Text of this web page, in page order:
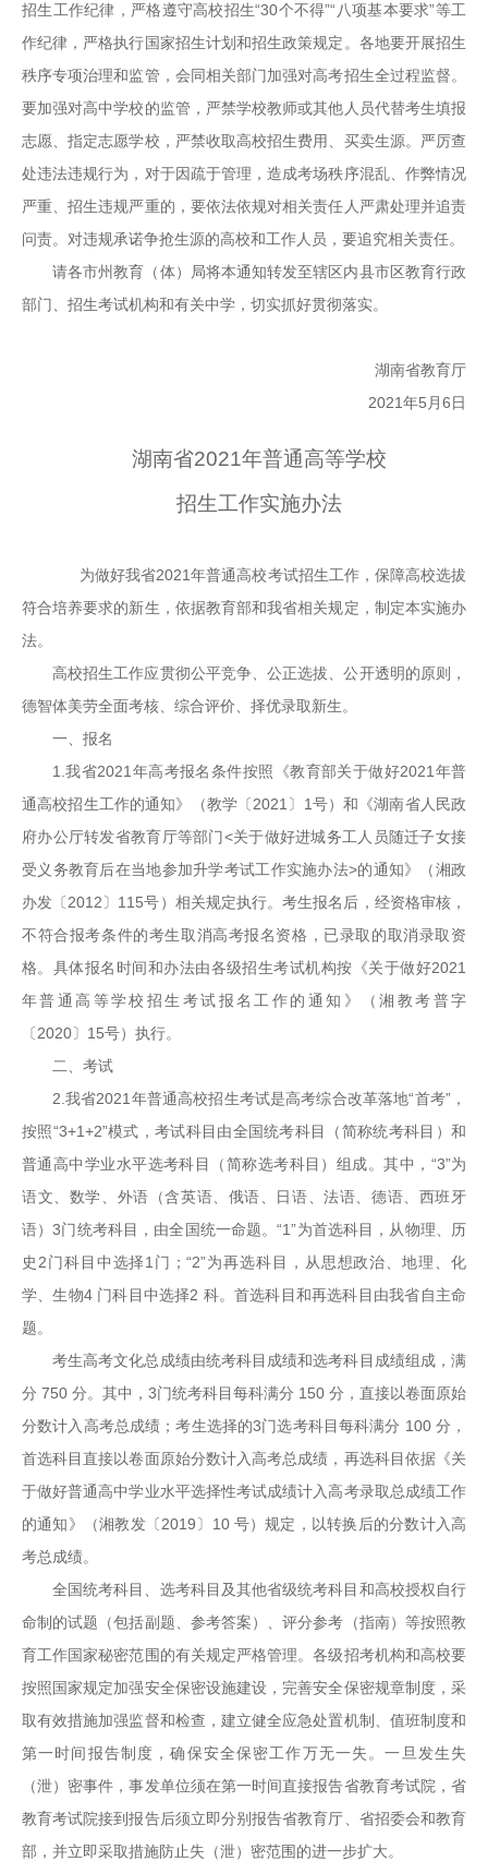
招生工作纪律，严格遵守高校招生“30个不得”“八项基本要求”等工
作纪律，严格执行国家招生计划和招生政策规定。各地要开展招生
秩序专项治理和监管，会同相关部门加强对高考招生全过程监督。
要加强对高中学校的监管，严禁学校教师或其他人员代替考生填报
志愿、指定志愿学校，严禁收取高校招生费用、买卖生源。严厉查
处违法违规行为，对于因疏于管理，造成考场秩序混乱、作弊情况
严重、招生违规严重的，要依法依规对相关责任人严肃处理并追责
问责。对违规承诺争抢生源的高校和工作人员，要追究相关责任。
请各市州教育（体）局将本通知转发至辖区内县市区教育行政
部门、招生考试机构和有关中学，切实抓好贯彻落实。
湖南省教育厅
2021年5月6日
湖南省2021年普通高等学校
招生工作实施办法
为做好我省2021年普通高校考试招生工作，保障高校选拔
符合培养要求的新生，依据教育部和我省相关规定，制定本实施办
法。
高校招生工作应贯彻公平竞争、公正选拔、公开透明的原则，
德智体美劳全面考核、综合评价、择优录取新生。
一、报名
1.我省2021年高考报名条件按照《教育部关于做好2021年普
通高校招生工作的通知》（教学〔2021〕1号）和《湖南省人民政
府办公厅转发省教育厅等部门<关于做好进城务工人员随迁子女接
受义务教育后在当地参加升学考试工作实施办法>的通知》（湘政
办发〔2012〕115号）相关规定执行。考生报名后，经资格审核，
不符合报考条件的考生取消高考报名资格，已录取的取消录取资
格。具体报名时间和办法由各级招生考试机构按《关于做好2021
年普通高等学校招生考试报名工作的通知》（湘教考普字
〔2020〕15号）执行。
二、考试
2.我省2021年普通高校招生考试是高考综合改革落地“首考”，
按照“3+1+2”模式，考试科目由全国统考科目（简称统考科目）和
普通高中学业水平选考科目（简称选考科目）组成。其中，“3”为
语文、数学、外语（含英语、俄语、日语、法语、德语、西班牙
语）3门统考科目，由全国统一命题。“1”为首选科目，从物理、历
史2门科目中选择1门；“2”为再选科目，从思想政治、地理、化
学、生物4 门科目中选择2 科。首选科目和再选科目由我省自主命
题。
考生高考文化总成绩由统考科目成绩和选考科目成绩组成，满
分 750 分。其中，3门统考科目每科满分 150 分，直接以卷面原始
分数计入高考总成绩；考生选择的3门选考科目每科满分 100 分，
首选科目直接以卷面原始分数计入高考总成绩，再选科目依据《关
于做好普通高中学业水平选择性考试成绩计入高考录取总成绩工作
的通知》（湘教发〔2019〕10 号）规定，以转换后的分数计入高
考总成绩。
全国统考科目、选考科目及其他省级统考科目和高校授权自行
命制的试题（包括副题、参考答案）、评分参考（指南）等按照教
育工作国家秘密范围的有关规定严格管理。各级招考机构和高校要
按照国家规定加强安全保密设施建设，完善安全保密规章制度，采
取有效措施加强监督和检查，建立健全应急处置机制、值班制度和
第一时间报告制度，确保安全保密工作万无一失。一旦发生失
（泄）密事件，事发单位须在第一时间直接报告省教育考试院，省
教育考试院接到报告后须立即分别报告省教育厅、省招委会和教育
部，并立即采取措施防止失（泄）密范围的进一步扩大。